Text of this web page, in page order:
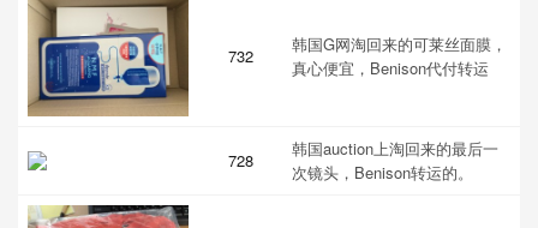
732
韩国G网淘回来的可莱丝面膜，
真心便宜，Benison代付转运
728
韩国auction上淘回来的最后一
次镜头，Benison转运的。